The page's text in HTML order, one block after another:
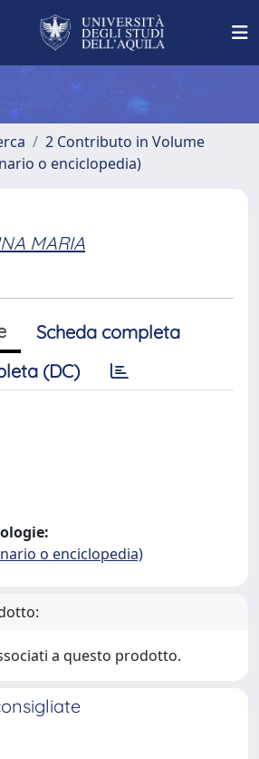
2 Contributo in Volume
o enciclopedia)
MARIA
Scheda completa
(DC)
o enciclopedia)
a questo prodotto.